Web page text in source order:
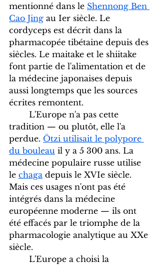
mentionné dans le Shennong Ben
Cao Jing au Ier siècle. Le
cordyceps est décrit dans la
pharmacopée tibétaine depuis des
siècles. Le maitake et le shiitake
font partie de l'alimentation et de
la médecine japonaises depuis
aussi longtemps que les sources
écrites remontent.
tradition — ou plutôt, elle l'a
perdue. Ötzi utilisait le polypore
du bouleau il y a 5 300 ans. La
médecine populaire russe utilise
le chaga depuis le XVIe siècle.
Mais ces usages n'ont pas été
intégrés dans la médecine
européenne moderne — ils ont
été effacés par le triomphe de la
pharmacologie analytique au XXe
siècle.